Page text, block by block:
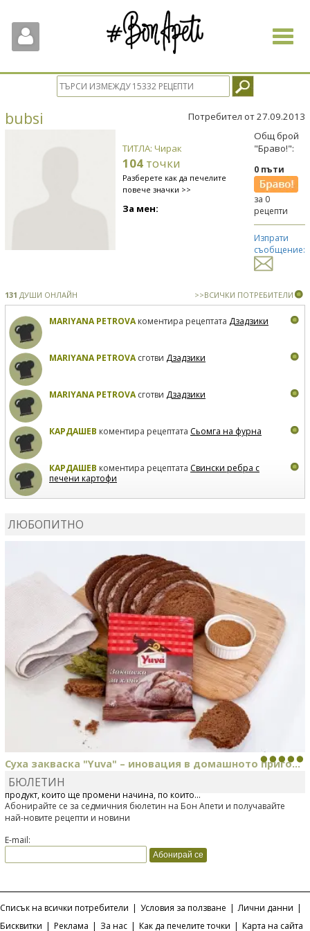
Toggle
bubsi Потребител от 27.09.2013
ТИТЛА: Чирак
104 точки
Разберете как да печелите
повече значки >>
За мен:
Общ брой
"Браво!":
0 пъти
за 0
рецепти
Изпрати
съобщение:
131 ДУШИ ОНЛАЙН >>ВСИЧКИ ПОТРЕБИТЕЛИ
MARIYANA PETROVAкоментира рецептата Дзадзики
MARIYANA PETROVAсготви Дзадзики
MARIYANA PETROVAсготви Дзадзики
КАРДАШЕВ коментира рецептата Сьомга на фурна
КАРДАШЕВ коментира рецептата Свински ребра с
печени картофи
ЛЮБОПИТНО
Суха закваска "Yuva" – иновация в домашното приго...
Отскоро Лесафр България стартира предлагането на изцяло нов
продукт, който ще промени начина, по който...
БЮЛЕТИН
Абонирайте се за седмичния бюлетин на Бон Апети и получавайте
най-новите рецепти и новини
E-mail:
Списък на всички потребители | Условия за ползване | Лични данни |
Бисквитки | Реклама | За нас | Как да печелите точки | Карта на сайта